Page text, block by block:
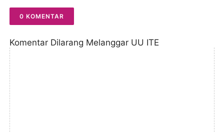
0 KOMENTAR
Komentar Dilarang Melanggar UU ITE